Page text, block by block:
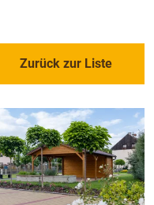
Zurück zur Liste